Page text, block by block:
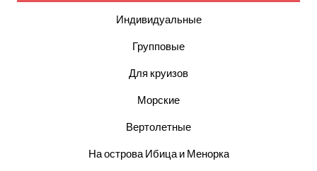
Индивидуальные
Групповые
Для круизов
Морские
Вертолетные
На острова Ибица и Менорка